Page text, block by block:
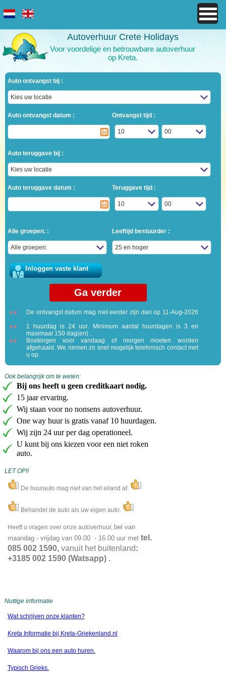
Autoverhuur Crete Holidays
Voor voordelige en betrouwbare autoverhuur
op Kreta.
Auto ontvangst bij :
Auto ontvangst datum : Ontvangst tijd :
Auto teruggave bij :
Auto teruggave datum : Teruggave tijd :
Alle groepen. : Leeftijd bestuurder :
Inloggen vaste klant
**
De ontvangst datum mag niet eerder zijn dan op 11-Aug-2026
.
**
1 huurdag is 24 uur. Minimum aantal huurdagen is 3 en
maximaal 150 dag(en) .
**
Boekingen voor vandaag of morgen moeten worden
afgehaald. We nemen zo snel mogelijk telefonisch contact met
u op.
Ook belangrijk om te weten:
Bij ons heeft u geen creditkaart nodig.
15 jaar ervaring.
Wij staan voor no nonsens autoverhuur.
One way huur is gratis vanaf 10 huurdagen.
Wij zijn 24 uur per dag operationeel.
U kunt bij ons kiezen voor een niet roken
auto.
LET OP!!
De huurauto mag niet van het eiland af.
Behandel de auto als uw eigen auto.
Heeft u vragen over onze autoverhuur, bel van
maandag - vrijdag van 09.00 - 16.00 uur met tel.
085 002 1590, vanuit het buitenland:
+3185 002 1590 (Watsapp) .
Nuttige informatie
Wat schrijven onze klanten?
Kreta Informatie bij Kreta-Griekenland.nl
Waarom bij ons een auto huren.
Typisch Grieks.